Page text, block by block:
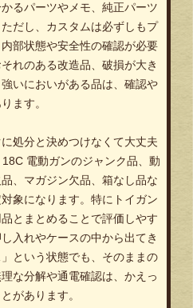
るパーツやメモ、純正パーツ
だし、カスタムは必ずしもプ
部状態や安全性の確認が必要
れのある改造品、破損が大き
いにおいがある品は、確認や
ます。
処分と決めつけなくて大丈夫
電動ガンのジャンク品、動
、マガジン欠品、箱なし品な
象になります。特にトイガン
とまとめることで評価しやす
入れやケースの中から出てき
という状態でも、そのままの
な分解や通電確認は、かえっ
があります。